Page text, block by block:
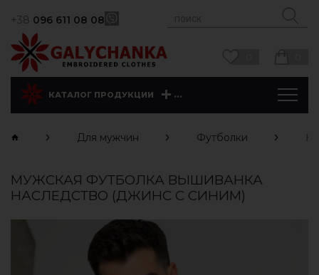
+38 096 611 08 08
КАТАЛОГ ПРОДУКЦИИ ...
Для мужчин Футболки
МУЖСКАЯ ФУТБОЛКА ВЫШИВАНКА
НАСЛЕДСТВО (ДЖИНС С СИНИМ)